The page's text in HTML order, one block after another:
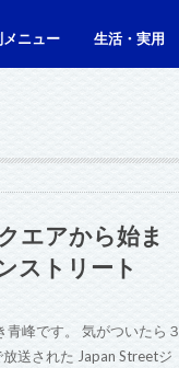
メニュー 生活・実用
エアから始ま
ストリート
峰です。 気がついたら３
送された Japan Streetジ